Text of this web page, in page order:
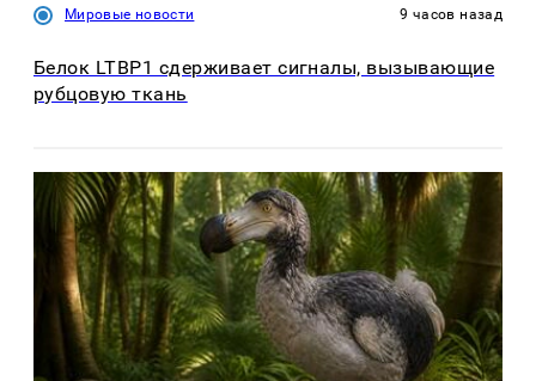
Мировые новости 9 часов назад
Белок LTBP1 сдерживает сигналы, вызывающие
рубцовую ткань